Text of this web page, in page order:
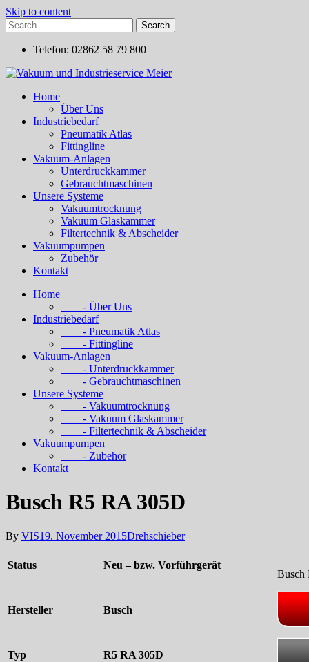
Skip to content
Telefon: 02862 58 79 800
Home
Über Uns
Industriebedarf
Pneumatik Atlas
Fittingline
Vakuum-Anlagen
Unterdruckkammer
Gebrauchtmaschinen
Unsere Systeme
Vakuumtrocknung
Vakuum Glaskammer
Filtertechnik & Abscheider
Vakuumpumpen
Zubehör
Kontakt
Home
- Über Uns
Industriebedarf
- Pneumatik Atlas
- Fittingline
Vakuum-Anlagen
- Unterdruckkammer
- Gebrauchtmaschinen
Unsere Systeme
- Vakuumtrocknung
- Vakuum Glaskammer
- Filtertechnik & Abscheider
Vakuumpumpen
- Zubehör
Kontakt
Busch R5 RA 305D
By VIS19. November 2015Drehschieber
Status Neu – bzw. Vorführgerät
Busch
Hersteller Busch
Typ R5 RA 305D